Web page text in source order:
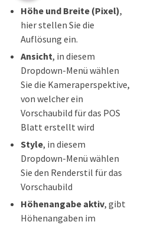
Höhe und Breite (Pixel),
hier stellen Sie die
Auflösung ein.
Ansicht, in diesem
Dropdown-Menü wählen
Sie die Kameraperspektive,
von welcher ein
Vorschaubild für das POS
Blatt erstellt wird
Style, in diesem
Dropdown-Menü wählen
Sie den Renderstil für das
Vorschaubild
Höhenangabe aktiv, gibt
Höhenangaben im